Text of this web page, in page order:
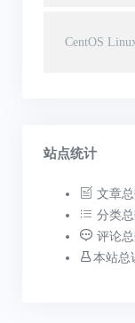
CentOS
站点统计
文章
分类
评论
本站总